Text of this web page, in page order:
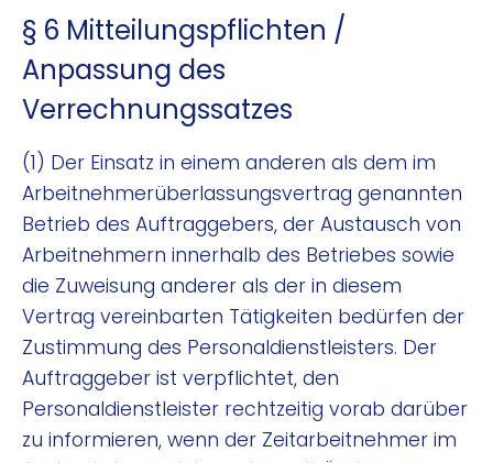
§ 6 Mitteilungspflichten /
Anpassung des
Verrechnungssatzes
(1) Der Einsatz in einem anderen als dem im
Arbeitnehmerüberlassungsvertrag genannten
Betrieb des Auftraggebers, der Austausch von
Arbeitnehmern innerhalb des Betriebes sowie
die Zuweisung anderer als der in diesem
Vertrag vereinbarten Tätigkeiten bedürfen der
Zustimmung des Personaldienstleisters. Der
Auftraggeber ist verpflichtet, den
Personaldienstleister rechtzeitig vorab darüber
zu informieren, wenn der Zeitarbeitnehmer im